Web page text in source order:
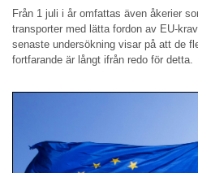
Från 1 juli i år omfattas även åkerier
transporter med lätta fordon av EU-
senaste undersökning visar på att de
fortfarande är långt ifrån redo för detta.